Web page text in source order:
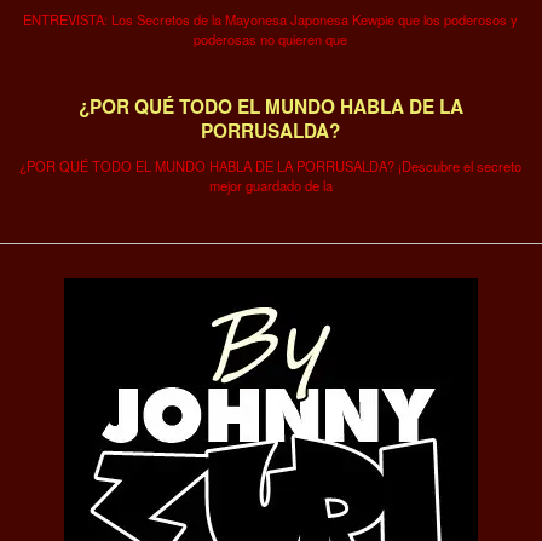
ENTREVISTA: Los Secretos de la Mayonesa Japonesa Kewpie que los poderosos y
poderosas no quieren que
¿POR QUÉ TODO EL MUNDO HABLA DE LA
PORRUSALDA?
¿POR QUÉ TODO EL MUNDO HABLA DE LA PORRUSALDA? ¡Descubre el secreto
mejor guardado de la